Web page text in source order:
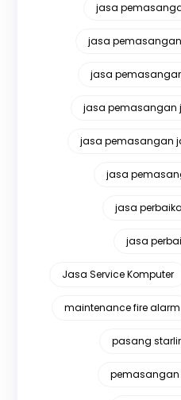
jasa
jasa
jasa
jasa pemasangan
jasa pemasangan
jasa
jasa
jasa
Jasa Service Komputer
maintenance fire alarm
pasang